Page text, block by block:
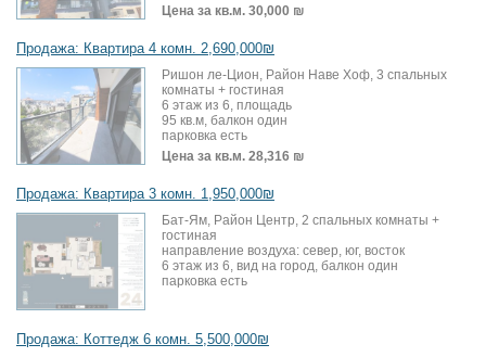
Цена за кв.м. 30,000 ₪
Продажа: Квартира 4 комн. 2,690,000₪
Ришон ле-Цион, Район Наве Хоф, 3 спальных
комнаты + гостиная
6 этаж из 6, площадь
95 кв.м, балкон один
парковка есть
Цена за кв.м. 28,316 ₪
Продажа: Квартира 3 комн. 1,950,000₪
Бат-Ям, Район Центр, 2 спальных комнаты +
гостиная
направление воздуха: север, юг, восток
6 этаж из 6, вид на город, балкон один
парковка есть
Продажа: Коттедж 6 комн. 5,500,000₪